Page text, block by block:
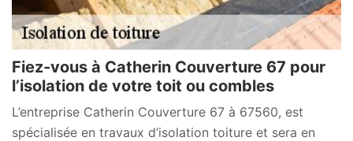
Fiez-vous à Catherin Couverture 67 pour
l’isolation de votre toit ou combles
L’entreprise Catherin Couverture 67 à 67560, est
spécialisée en travaux d’isolation toiture et sera en